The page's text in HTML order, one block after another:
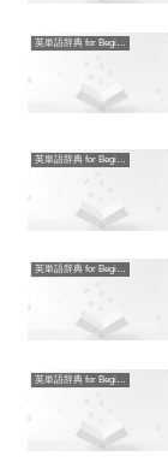
英単語辞典 for Beginners
英単語辞典 for Beginners
英単語辞典 for Beginners
英単語辞典 for Beginners